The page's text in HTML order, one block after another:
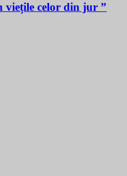
viețile celor din jur ”